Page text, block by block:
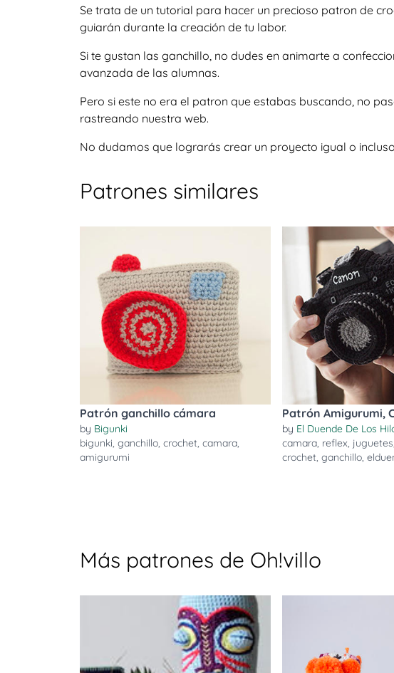
Se trata de un tutorial para hacer un precioso patron de
guiarán durante la creación de tu labor.
Si te gustan las ganchillo, no dudes en animarte a
avanzada de las alumnas.
Pero si este no era el patron que estabas buscando, no
rastreando nuestra web.
No dudamos que lograrás crear un proyecto igual o
Patrones similares
Patrón ganchillo cámara
by Bigunki
bigunki, ganchillo, crochet, camara,
amigurumi
Patrón Amigurumi,
by El Duende De Los
camara, reflex, juguetes,
crochet, ganchillo,
Más patrones de Oh!villo